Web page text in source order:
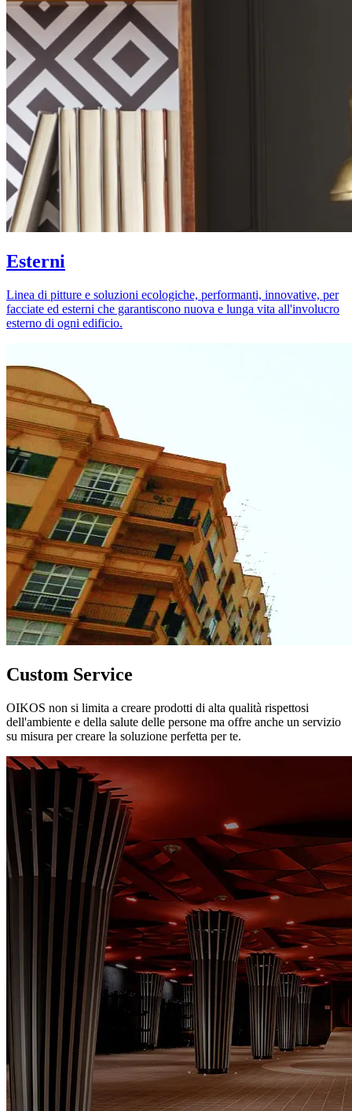
Esterni
Linea di pitture e soluzioni ecologiche, performanti, innovative, per
facciate ed esterni che garantiscono nuova e lunga vita all'involucro
esterno di ogni edificio.
Custom Service
OIKOS non si limita a creare prodotti di alta qualità rispettosi
dell'ambiente e della salute delle persone ma offre anche un servizio
su misura per creare la soluzione perfetta per te.